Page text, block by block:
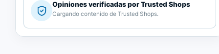
Cargando
contenido
de
Trusted
Opiniones verificadas por Trusted Shops